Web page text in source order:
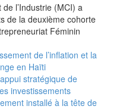
(MCI) a
deuxième cohorte
Féminin
de l’inflation et la
Haïti
de
à la tête de